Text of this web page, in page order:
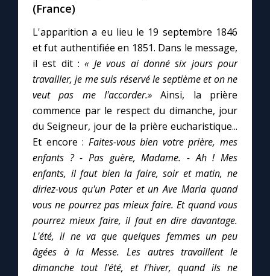
(France)
L'apparition a eu lieu le 19 septembre 1846
et fut authentifiée en 1851. Dans le message,
il est dit :« Je vous ai donné six jours pour
travailler, je me suis réservé le septième et on ne
veut pas me l'accorder.» Ainsi, la prière
commence par le respect du dimanche, jour
du Seigneur, jour de la prière eucharistique...
Et encore : Faites-vous bien votre prière, mes
enfants ? - Pas guère, Madame. - Ah ! Mes
enfants, il faut bien la faire, soir et matin, ne
diriez-vous qu'un Pater et un Ave Maria quand
vous ne pourrez pas mieux faire. Et quand vous
pourrez mieux faire, il faut en dire davantage.
L'été, il ne va que quelques femmes un peu
âgées à la Messe. Les autres travaillent le
dimanche tout l'été, et l'hiver, quand ils ne